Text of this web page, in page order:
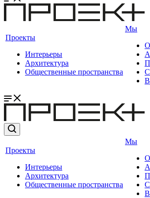
Проекты
Интерьеры
Архитектура
Общественные пространства
Мы
Проекты
Интерьеры
Архитектура
Общественные пространства
Мы